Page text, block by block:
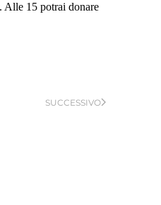
Alle 15 potrai donare
SUCCESSIVO